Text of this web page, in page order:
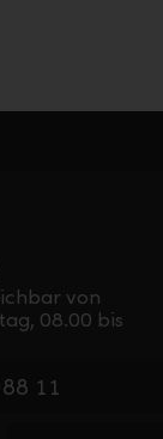
von
08.00 bis
11